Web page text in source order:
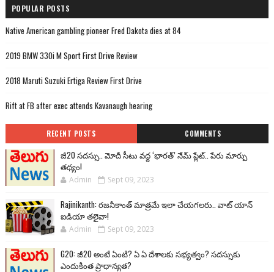
POPULAR POSTS
Native American gambling pioneer Fred Dakota dies at 84
2019 BMW 330i M Sport First Drive Review
2018 Maruti Suzuki Ertiga Review First Drive
Rift at FB after exec attends Kavanaugh hearing
RECENT POSTS COMMENTS
జీ20 సదస్సు.. మోదీ సీటు వద్ద ‘భారత్’ నేమ్ ప్లేట్‌.. పేరు మార్పు
తథ్యం!
Admin Sept 09, 2023
Rajinikanth: రజనీకాంత్ మాత్రమే ఇలా చేయగలరు.. వాట్ యాన్
ఐడియా తలైవా!
Admin Sept 09, 2023
G20: జీ20 అంటే ఏంటి? ఏ ఏ దేశాలకు సభ్యత్వం? సదస్సుకు
ఎందుకింత ప్రాధాన్యత?